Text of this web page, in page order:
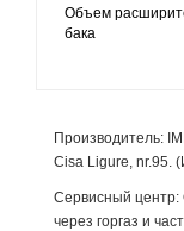
Объем
бака
Производитель:
Cisa Ligure, nr.95.
Сервисный центр:
через горгаз и